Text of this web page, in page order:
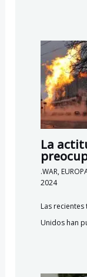
La
.WAR,
2024
Las
Unidos han